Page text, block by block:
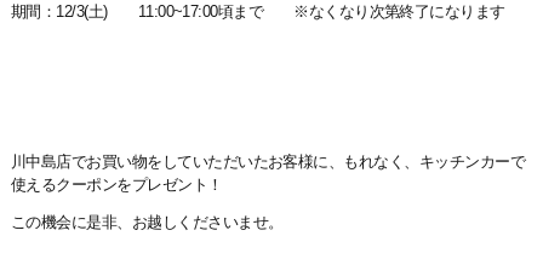
期間：12/3(土) 11:00~17:00頃まで ※なくなり次第終了になります
川中島店でお買い物をしていただいたお客様に、もれなく、キッチンカーで
使えるクーポンをプレゼント！
この機会に是非、お越しくださいませ。